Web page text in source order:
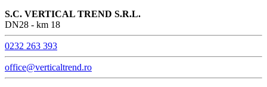
S.C. VERTICAL TREND S.R.L.
DN28 - km 18
0232 263 393
office@verticaltrend.ro